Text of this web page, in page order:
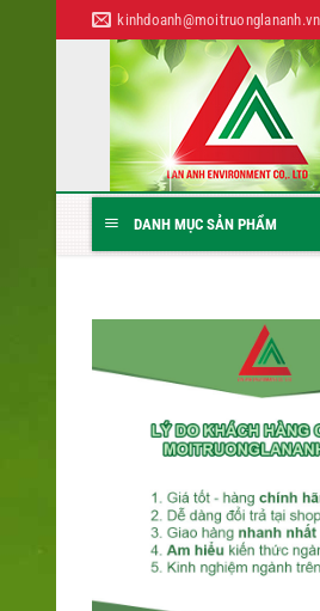
qua
kinhdoanh@moitruonglananh.vn
DANH MỤC SẢN PHẨM